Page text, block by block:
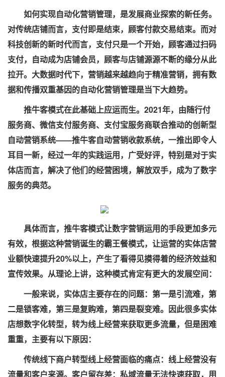
如何实现自动化营销管理，是发展商业探索的新任务。
对传统店铺而言，支付即是结束，顾客付款交易结束。而对
科技创新的新时代而言，支付只是一个开始，顾客通过扫码
支付，自动成为店铺会员，顾客与店铺源源不断的缘分从此
拉开。大数据时代下，营销越来越趋向于精准营销，拥有数
据和传播双重基因的自动化营销管理是当下大趋势。
推牛客模式在此基础上应运而生。 2021年，由随行付
服务商、微信支付服务商、支付宝服务商联合推动的创新型
自动营销系统——推牛客自动营销收款系统，一推出即令人
耳目一新，经过一年的实践运用，广受好评，特别是对于实
体店而言，解决了他们的经营困境，解放双手，成为了数字
服务的典范。
具体而言，推牛客模式让数字营销运用的手段更加多元
有效，根据这种营销诞生的霸王餐模式，让运营的实体店营
业额快速提升20%以上，产生了看得见摸得着的经济效益和
宣传效果。从理论上讲，这种模式肯定有更大的发展空间：
一般来说，实体店主要存在的问题：第一是引流难，第
二是锁客难，第三是复购难，第四是裂变难。因此很多实体
店想数字化转型，转为线上经营来获取更多流量，但是困难
重重，主要有以下原因：
传统线下商户转型线上经营面临的痛点：线上经营没有
流量和客户来源。客户留存差：私域流量无法快速获取，用